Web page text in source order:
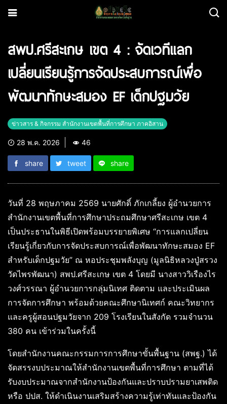
สพป.ศรีสะเกษ เขต 4 : จัดเวทีแลก
เปลี่ยนเรียนรู้การจัดประสบการณ์เพื่อ
พัฒนาทักษะสมอง EF เด็กปฐมวัย
ข่าวสาร & กิจกรรม สำนักงานเขตพื้นที่การศึกษา ภาคอิสาน
28 พ.ค. 2026 46
share tweet share
วันที่ 28 พฤษภาคม 2569 นายศักดิ์ ภักเกลี้ยง ผู้อำนวยการ
สำนักงานเขตพื้นที่การศึกษาประถมศึกษาศรีสะเกษ เขต 4
เป็นประธานในพิธีเปิดพร้อมบรรยายพิเศษ “การแลกเปลี่ยน
เรียนรู้เกี่ยวกับการจัดประสบการณ์เพื่อพัฒนาทักษะสมอง EF
สำหรับเด็กปฐมวัย” ณ หอประชุมพลังบุญ (มูลนิธิหลวงปู่สรวง
วัดไพรพัฒนา) สพป.ศรีสะเกษ เขต 4 โดยมี นางสาววิเรืองไร
วงศ์วรรณา ผู้อำนวยการกลุ่มนิเทศ ติดตาม และประเมินผล
การจัดการศึกษา พร้อมด้วยคณะศึกษานิเทศก์ คณะวิทยากร
และครูผู้สอนปฐมวัยจาก 209 โรงเรียนในสังกัด รวมจำนวน
380 คน เข้าร่วมในครั้งนี้
โดยสำนักงานคณะกรรมการการศึกษาขั้นพื้นฐาน (สพฐ.) ได้
จัดสรรงบประมาณให้สำนักงานเขตพื้นที่การศึกษา ตามที่ได้
รับงบประมาณจากสำนักงานป้องกันและปราบปรามยาเสพติด
หรือ ปปส. ให้ดำเนินงานเสริมสร้างความรู้เท่าทันและป้องกัน